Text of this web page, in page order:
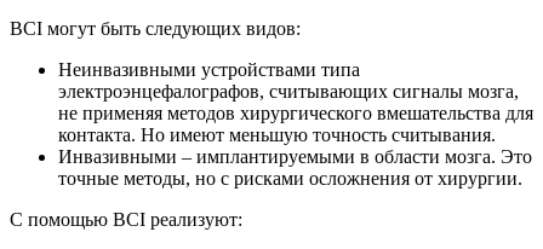
BCI могут быть следующих видов:
Неинвазивными устройствами типа
электроэнцефалографов, считывающих сигналы мозга,
не применяя методов хирургического вмешательства для
контакта. Но имеют меньшую точность считывания.
Инвазивными – имплантируемыми в области мозга. Это
точные методы, но с рисками осложнения от хирургии.
С помощью BCI реализуют: